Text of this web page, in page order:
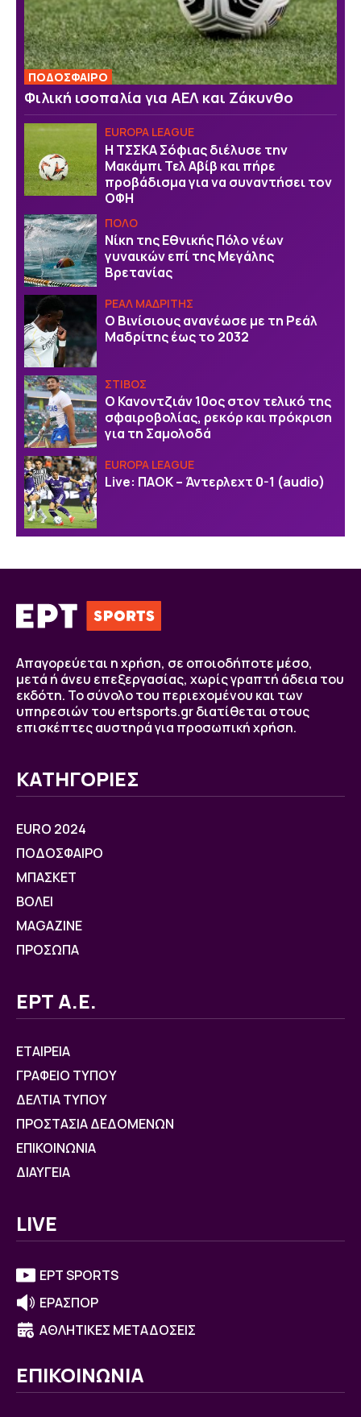
ΠΟΔΟΣΦΑΙΡΟ
Φιλική ισοπαλία για ΑΕΛ και Ζάκυνθο
EUROPA LEAGUE
Η ΤΣΣΚΑ Σόφιας διέλυσε την
Μακάμπι Τελ Αβίβ και πήρε
προβάδισμα για να συναντήσει τον
ΟΦΗ
ΠΟΛΟ
Νίκη της Εθνικής Πόλο νέων
γυναικών επί της Μεγάλης
Βρετανίας
ΡΕΑΛ ΜΑΔΡΙΤΗΣ
Ο Βινίσιους ανανέωσε με τη Ρεάλ
Μαδρίτης έως το 2032
ΣΤΙΒΟΣ
Ο Κανοντζιάν 10ος στον τελικό της
σφαιροβολίας, ρεκόρ και πρόκριση
για τη Σαμολοδά
EUROPA LEAGUE
Live: ΠΑΟΚ – Άντερλεχτ 0-1 (audio)
Απαγορεύεται η χρήση, σε οποιοδήποτε μέσο,
μετά ή άνευ επεξεργασίας, χωρίς γραπτή άδεια του
εκδότη. Το σύνολο του περιεχομένου και των
υπηρεσιών του ertsports.gr διατίθεται στους
επισκέπτες αυστηρά για προσωπική χρήση.
ΚΑΤΗΓΟΡΙΕΣ
EURO 2024
ΠΟΔΟΣΦΑΙΡΟ
ΜΠΑΣΚΕΤ
ΒOΛΕΙ
MAGAZINE
ΠΡΟΣΩΠΑ
ΕΡΤ Α.Ε.
ΕΤΑΙΡΕΙΑ
ΓΡΑΦΕΙΟ ΤΥΠΟΥ
ΔΕΛΤΙΑ ΤΥΠΟΥ
ΠΡΟΣΤΑΣΙΑ ΔΕΔΟΜΕΝΩΝ
ΕΠΙΚΟΙΝΩΝΙΑ
ΔΙΑΥΓΕΙΑ
LIVE
ΕΡΤ SPORTS
ΕΡΑΣΠΟΡ
ΑΘΛΗΤΙΚΕΣ ΜΕΤΑΔΟΣΕΙΣ
ΕΠΙΚΟΙΝΩΝΙΑ